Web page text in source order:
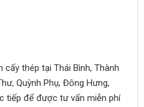
cấy thép tại Thái Bình, Thành
Quỳnh Phụ, Đông Hưng,
tiếp để được tư vấn miễn phí